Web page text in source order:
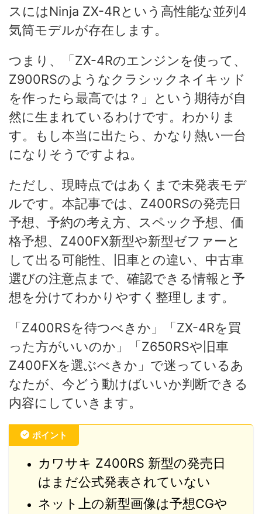
スにはNinja ZX-4Rという高性能な並列4
気筒モデルが存在します。
つまり、「ZX-4Rのエンジンを使って、
Z900RSのようなクラシックネイキッド
を作ったら最高では？」という期待が自
然に生まれているわけです。わかりま
す。もし本当に出たら、かなり熱い一台
になりそうですよね。
ただし、現時点ではあくまで未発表モデ
ルです。本記事では、Z400RSの発売日
予想、予約の考え方、スペック予想、価
格予想、Z400FX新型や新型ゼファーと
して出る可能性、旧車との違い、中古車
選びの注意点まで、確認できる情報と予
想を分けてわかりやすく整理します。
「Z400RSを待つべきか」「ZX-4Rを買
った方がいいのか」「Z650RSや旧車
Z400FXを選ぶべきか」で迷っているあ
なたが、今どう動けばいいか判断できる
内容にしていきます。
ポイント
カワサキ Z400RS 新型の発売日
はまだ公式発表されていない
ネット上の新型画像は予想CGや